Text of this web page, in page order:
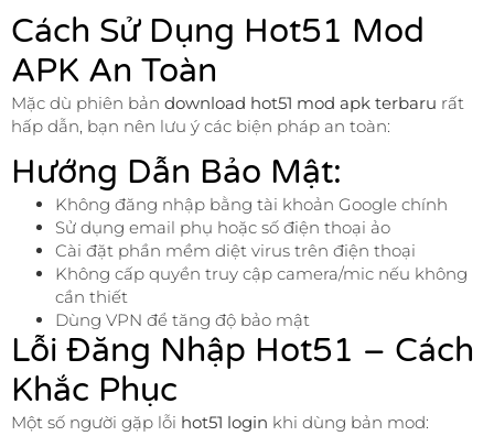
Cách Sử Dụng Hot51 Mod
APK An Toàn
Mặc dù phiên bản download hot51 mod apk terbaru rất
hấp dẫn, bạn nên lưu ý các biện pháp an toàn:
Hướng Dẫn Bảo Mật:
Không đăng nhập bằng tài khoản Google chính
Sử dụng email phụ hoặc số điện thoại ảo
Cài đặt phần mềm diệt virus trên điện thoại
Không cấp quyền truy cập camera/mic nếu không
cần thiết
Dùng VPN để tăng độ bảo mật
Lỗi Đăng Nhập Hot51 – Cách
Khắc Phục
Một số người gặp lỗi hot51 login khi dùng bản mod: